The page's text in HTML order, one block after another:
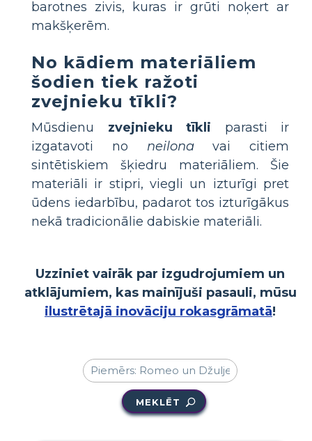
barotnes zivis, kuras ir grūti noķert ar
makšķerēm.
No kādiem materiāliem
šodien tiek ražoti
zvejnieku tīkli?
Mūsdienu zvejnieku tīkli parasti ir
izgatavoti no neilonavai citiem
sintētiskiem šķiedru materiāliem. Šie
materiāli ir stipri, viegli un izturīgi pret
ūdens iedarbību, padarot tos izturīgākus
nekā tradicionālie dabiskie materiāli.
Uzziniet vairāk par izgudrojumiem un
atklājumiem, kas mainījuši pasauli, mūsu
ilustrētajā inovāciju rokasgrāmatā!
MEKLĒT